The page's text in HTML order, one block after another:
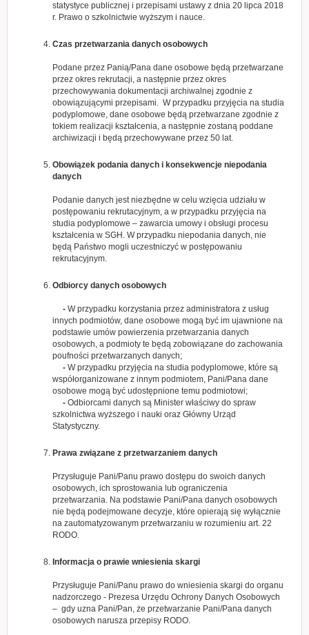
statystyce publicznej i przepisami ustawy z dnia 20 lipca 2018
r. Prawo o szkolnictwie wyższym i nauce.
Czas przetwarzania danych osobowych
Podane przez Panią/Pana dane osobowe będą przetwarzane
przez okres rekrutacji, a następnie przez okres
przechowywania dokumentacji archiwalnej zgodnie z
obowiązującymi przepisami. W przypadku przyjęcia na studia
podyplomowe, dane osobowe będą przetwarzane zgodnie z
tokiem realizacji kształcenia, a następnie zostaną poddane
archiwizacji i będą przechowywane przez 50 lat.
Obowiązek podania danych i konsekwencje niepodania
danych
Podanie danych jest niezbędne w celu wzięcia udziału w
postępowaniu rekrutacyjnym, a w przypadku przyjęcia na
studia podyplomowe – zawarcia umowy i obsługi procesu
kształcenia w SGH. W przypadku niepodania danych, nie
będą Państwo mogli uczestniczyć w postępowaniu
rekrutacyjnym.
Odbiorcy danych osobowych
- W przypadku korzystania przez administratora z usług
innych podmiotów, dane osobowe mogą być im ujawnione na
podstawie umów powierzenia przetwarzania danych
osobowych, a podmioty te będą zobowiązane do zachowania
poufności przetwarzanych danych;
- W przypadku przyjęcia na studia podyplomowe, które są
współorganizowane z innym podmiotem, Pani/Pana dane
osobowe mogą być udostępnione temu podmiotowi;
- Odbiorcami danych są Minister właściwy do spraw
szkolnictwa wyższego i nauki oraz Główny Urząd
Statystyczny.
Prawa związane z przetwarzaniem danych
Przysługuje Pani/Panu prawo dostępu do swoich danych
osobowych, ich sprostowania lub ograniczenia
przetwarzania. Na podstawie Pani/Pana danych osobowych
nie będą podejmowane decyzje, które opierają się wyłącznie
na zautomatyzowanym przetwarzaniu w rozumieniu art. 22
RODO.
Informacja o prawie wniesienia skargi
Przysługuje Pani/Panu prawo do wniesienia skargi do organu
nadzorczego - Prezesa Urzędu Ochrony Danych Osobowych
– gdy uzna Pani/Pan, że przetwarzanie Pani/Pana danych
osobowych narusza przepisy RODO.